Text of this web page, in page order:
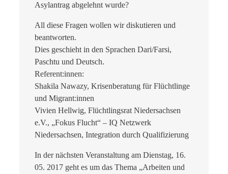
Asylantrag abgelehnt wurde?
All diese Fragen wollen wir diskutieren und
beantworten.
Dies geschieht in den Sprachen Dari/Farsi,
Paschtu und Deutsch.
Referent:innen:
Shakila Nawazy, Krisenberatung für Flüchtlinge
und Migrant:innen
Vivien Hellwig, Flüchtlingsrat Niedersachsen
e.V., „Fokus Flucht“ – IQ Netzwerk
Niedersachsen, Integration durch Qualifizierung
In der nächsten Veranstaltung am Dienstag, 16.
05. 2017 geht es um das Thema „Arbeiten und